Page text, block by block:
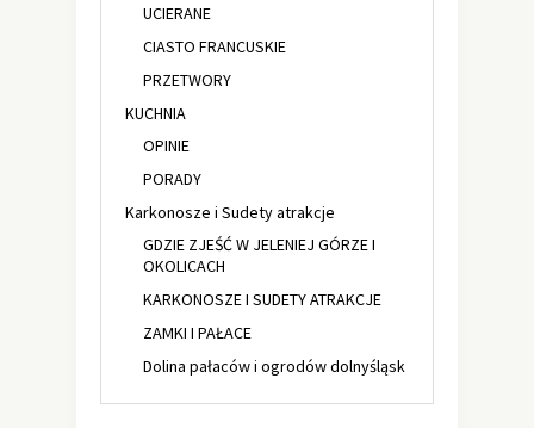
UCIERANE
CIASTO FRANCUSKIE
PRZETWORY
KUCHNIA
OPINIE
PORADY
Karkonosze i Sudety atrakcje
GDZIE ZJEŚĆ W JELENIEJ GÓRZE I
OKOLICACH
KARKONOSZE I SUDETY ATRAKCJE
ZAMKI I PAŁACE
Dolina pałaców i ogrodów dolnyśląsk